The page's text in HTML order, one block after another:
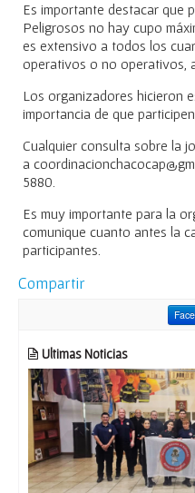
Es importante destacar que
Peligrosos no hay cupo
es extensivo a todos los
operativos o no operativos,
Los organizadores hicieron
importancia de que
Cualquier consulta sobre la
a
5880.
Es muy importante para la
comunique cuanto antes la
participantes.
Compartir
Ultimas Noticias